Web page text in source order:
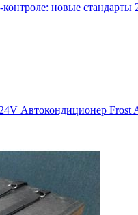
новые стандарты
Автокондиционер Frost